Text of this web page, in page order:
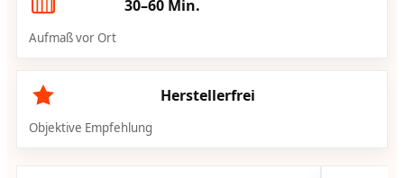
30–60 Min.
Aufmaß vor Ort
Herstellerfrei
Objektive Empfehlung